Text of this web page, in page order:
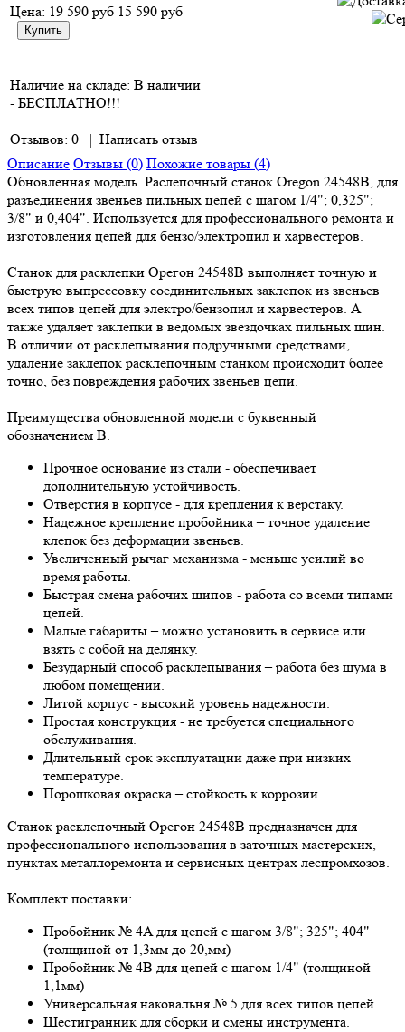
Цена: 19 590 руб 15 590 руб
Наличие на складе: В наличии
- БЕСПЛАТНО!!!
Отзывов: 0 | Написать отзыв
Описание Отзывы (0) Похожие товары (4)
Обновленная модель. Раслепочный станок Oregon 24548B, для
разъединения звеньев пильных цепей с шагом 1/4"; 0,325";
3/8" и 0,404". Используется для профессионального ремонта и
изготовления цепей для бензо/электропил и харвестеров.
Станок для расклепки Орегон 24548B выполняет точную и
быструю выпрессовку соединительных заклепок из звеньев
всех типов цепей для электро/бензопил и харвестеров. А
также удаляет заклепки в ведомых звездочках пильных шин.
В отличии от расклепывания подручными средствами,
удаление заклепок расклепочным станком происходит более
точно, без повреждения рабочих звеньев цепи.
Преимущества обновленной модели с буквенный
обозначением B.
Прочное основание из стали - обеспечивает
дополнительную устойчивость.
Отверстия в корпусе - для крепления к верстаку.
Надежное крепление пробойника – точное удаление
клепок без деформации звеньев.
Увеличенный рычаг механизма - меньше усилий во
время работы.
Быстрая смена рабочих шипов - работа со всеми типами
цепей.
Малые габариты – можно установить в сервисе или
взять с собой на делянку.
Безударный способ расклёпывания – работа без шума в
любом помещении.
Литой корпус - высокий уровень надежности.
Простая конструкция - не требуется специального
обслуживания.
Длительный срок эксплуатации даже при низких
температуре.
Порошковая окраска – стойкость к коррозии.
Станок расклепочный Орегон 24548B предназначен для
профессионального использования в заточных мастерских,
пунктах металлоремонта и сервисных центрах леспромхозов.
Комплект поставки:
Пробойник № 4A для цепей с шагом 3/8"; 325"; 404"
(толщиной от 1,3мм до 20,мм)
Пробойник № 4B для цепей с шагом 1/4" (толщиной
1,1мм)
Универсальная наковальня № 5 для всех типов цепей.
Шестигранник для сборки и смены инструмента.